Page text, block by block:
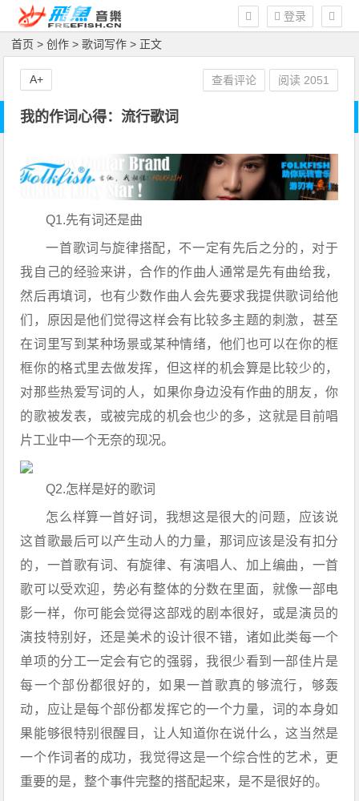
登录
首页 >创作 >歌词写作 > 正文
我的作词心得：流行歌词
Q1.先有词还是曲
一首歌词与旋律搭配，不一定有先后之分的，对于
我自己的经验来讲，合作的作曲人通常是先有曲给我，
然后再填词，也有少数作曲人会先要求我提供歌词给他
们，原因是他们觉得这样会有比较多主题的刺激，甚至
在词里写到某种场景或某种情绪，他们也可以在你的框
框你的格式里去做发挥，但这样的机会算是比较少的，
对那些热爱写词的人，如果你身边没有作曲的朋友，你
的歌被发表，或被完成的机会也少的多，这就是目前唱
片工业中一个无奈的现况。
Q2.怎样是好的歌词
怎么样算一首好词，我想这是很大的问题，应该说
这首歌最后可以产生动人的力量，那词应该是没有扣分
的，一首歌有词、有旋律、有演唱人、加上编曲，一首
歌可以受欢迎，势必有整体的分数在里面，就像一部电
影一样，你可能会觉得这部戏的剧本很好，或是演员的
演技特别好，还是美术的设计很不错，诸如此类每一个
单项的分工一定会有它的强弱，我很少看到一部佳片是
每一个部份都很好的，如果一首歌真的够流行，够轰
动，应让是每个部份都发挥它的一个力量，词的本身如
果能够很特别很醒目，让人知道你在说什么，这当然是
一个作词者的成功，我觉得这是一个综合性的艺术，更
重要的是，整个事件完整的搭配起来，是不是很好的。
查看评论 阅读 2051
A+